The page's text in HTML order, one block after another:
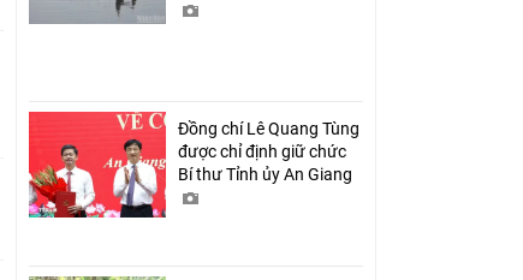
Đồng chí Lê Quang Tùng
được chỉ định giữ chức
Bí thư Tỉnh ủy An Giang